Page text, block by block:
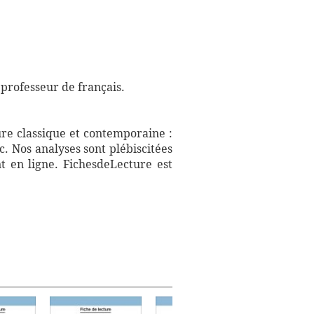
de français.
classique et contemporaine :
Nos analyses sont plébiscitées
en ligne. FichesdeLecture est